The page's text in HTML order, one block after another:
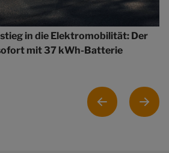
in die Elektromobilität: Der
mit 37 kWh-Batterie